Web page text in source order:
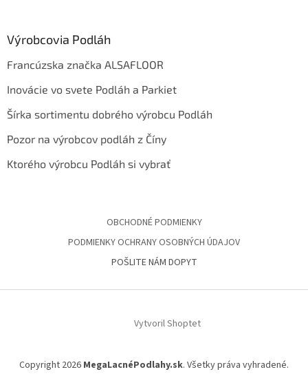
Výrobcovia Podláh
Francúzska značka ALSAFLOOR
Inovácie vo svete Podláh a Parkiet
Šírka sortimentu dobrého výrobcu Podláh
Pozor na výrobcov podláh z Číny
Ktorého výrobcu Podláh si vybrať
OBCHODNÉ PODMIENKY
PODMIENKY OCHRANY OSOBNÝCH ÚDAJOV
POŠLITE NÁM DOPYT
Vytvoril Shoptet
Copyright 2026 MegaLacnéPodlahy.sk. Všetky práva vyhradené.